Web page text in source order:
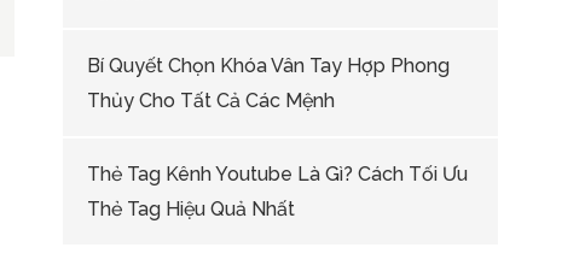
Bí Quyết Chọn Khóa Vân Tay Hợp Phong
Thủy Cho Tất Cả Các Mệnh
Thẻ Tag Kênh Youtube Là Gì? Cách Tối Ưu
Thẻ Tag Hiệu Quả Nhất